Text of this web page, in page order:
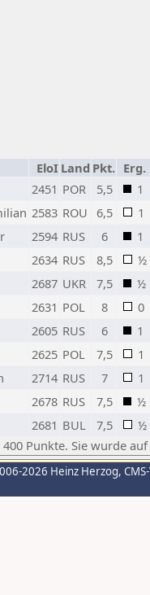
EloI Land Pkt. Erg.
2451 POR 5,5
1
2583 ROU 6,5
1
2594 RUS 6
1
2634 RUS 8,5
½
2687 UKR 7,5
½
2631 POL 8
0
2605 RUS 6
1
2625 POL 7,5
1
2714 RUS 7
1
2678 RUS 7,5
½
2681 BUL 7,5
½
Punkte. Sie wurde
2026 Heinz Herzog,